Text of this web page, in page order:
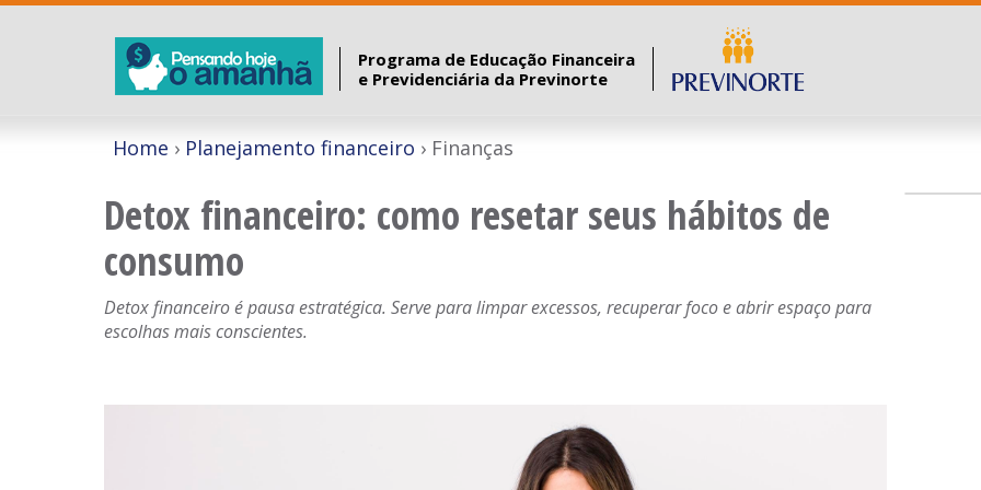
Programa de Educação Financeira
e Previdenciária da Previnorte
Home Planejamento financeiro Finanças
Detox financeiro: como resetar seus hábitos de
consumo
Detox financeiro é pausa estratégica. Serve para limpar excessos, recuperar foco e abrir espaço para
escolhas mais conscientes.